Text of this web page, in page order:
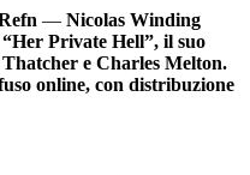
— Nicolas Winding
Private Hell”, il suo
e Charles Melton.
online, con distribuzione